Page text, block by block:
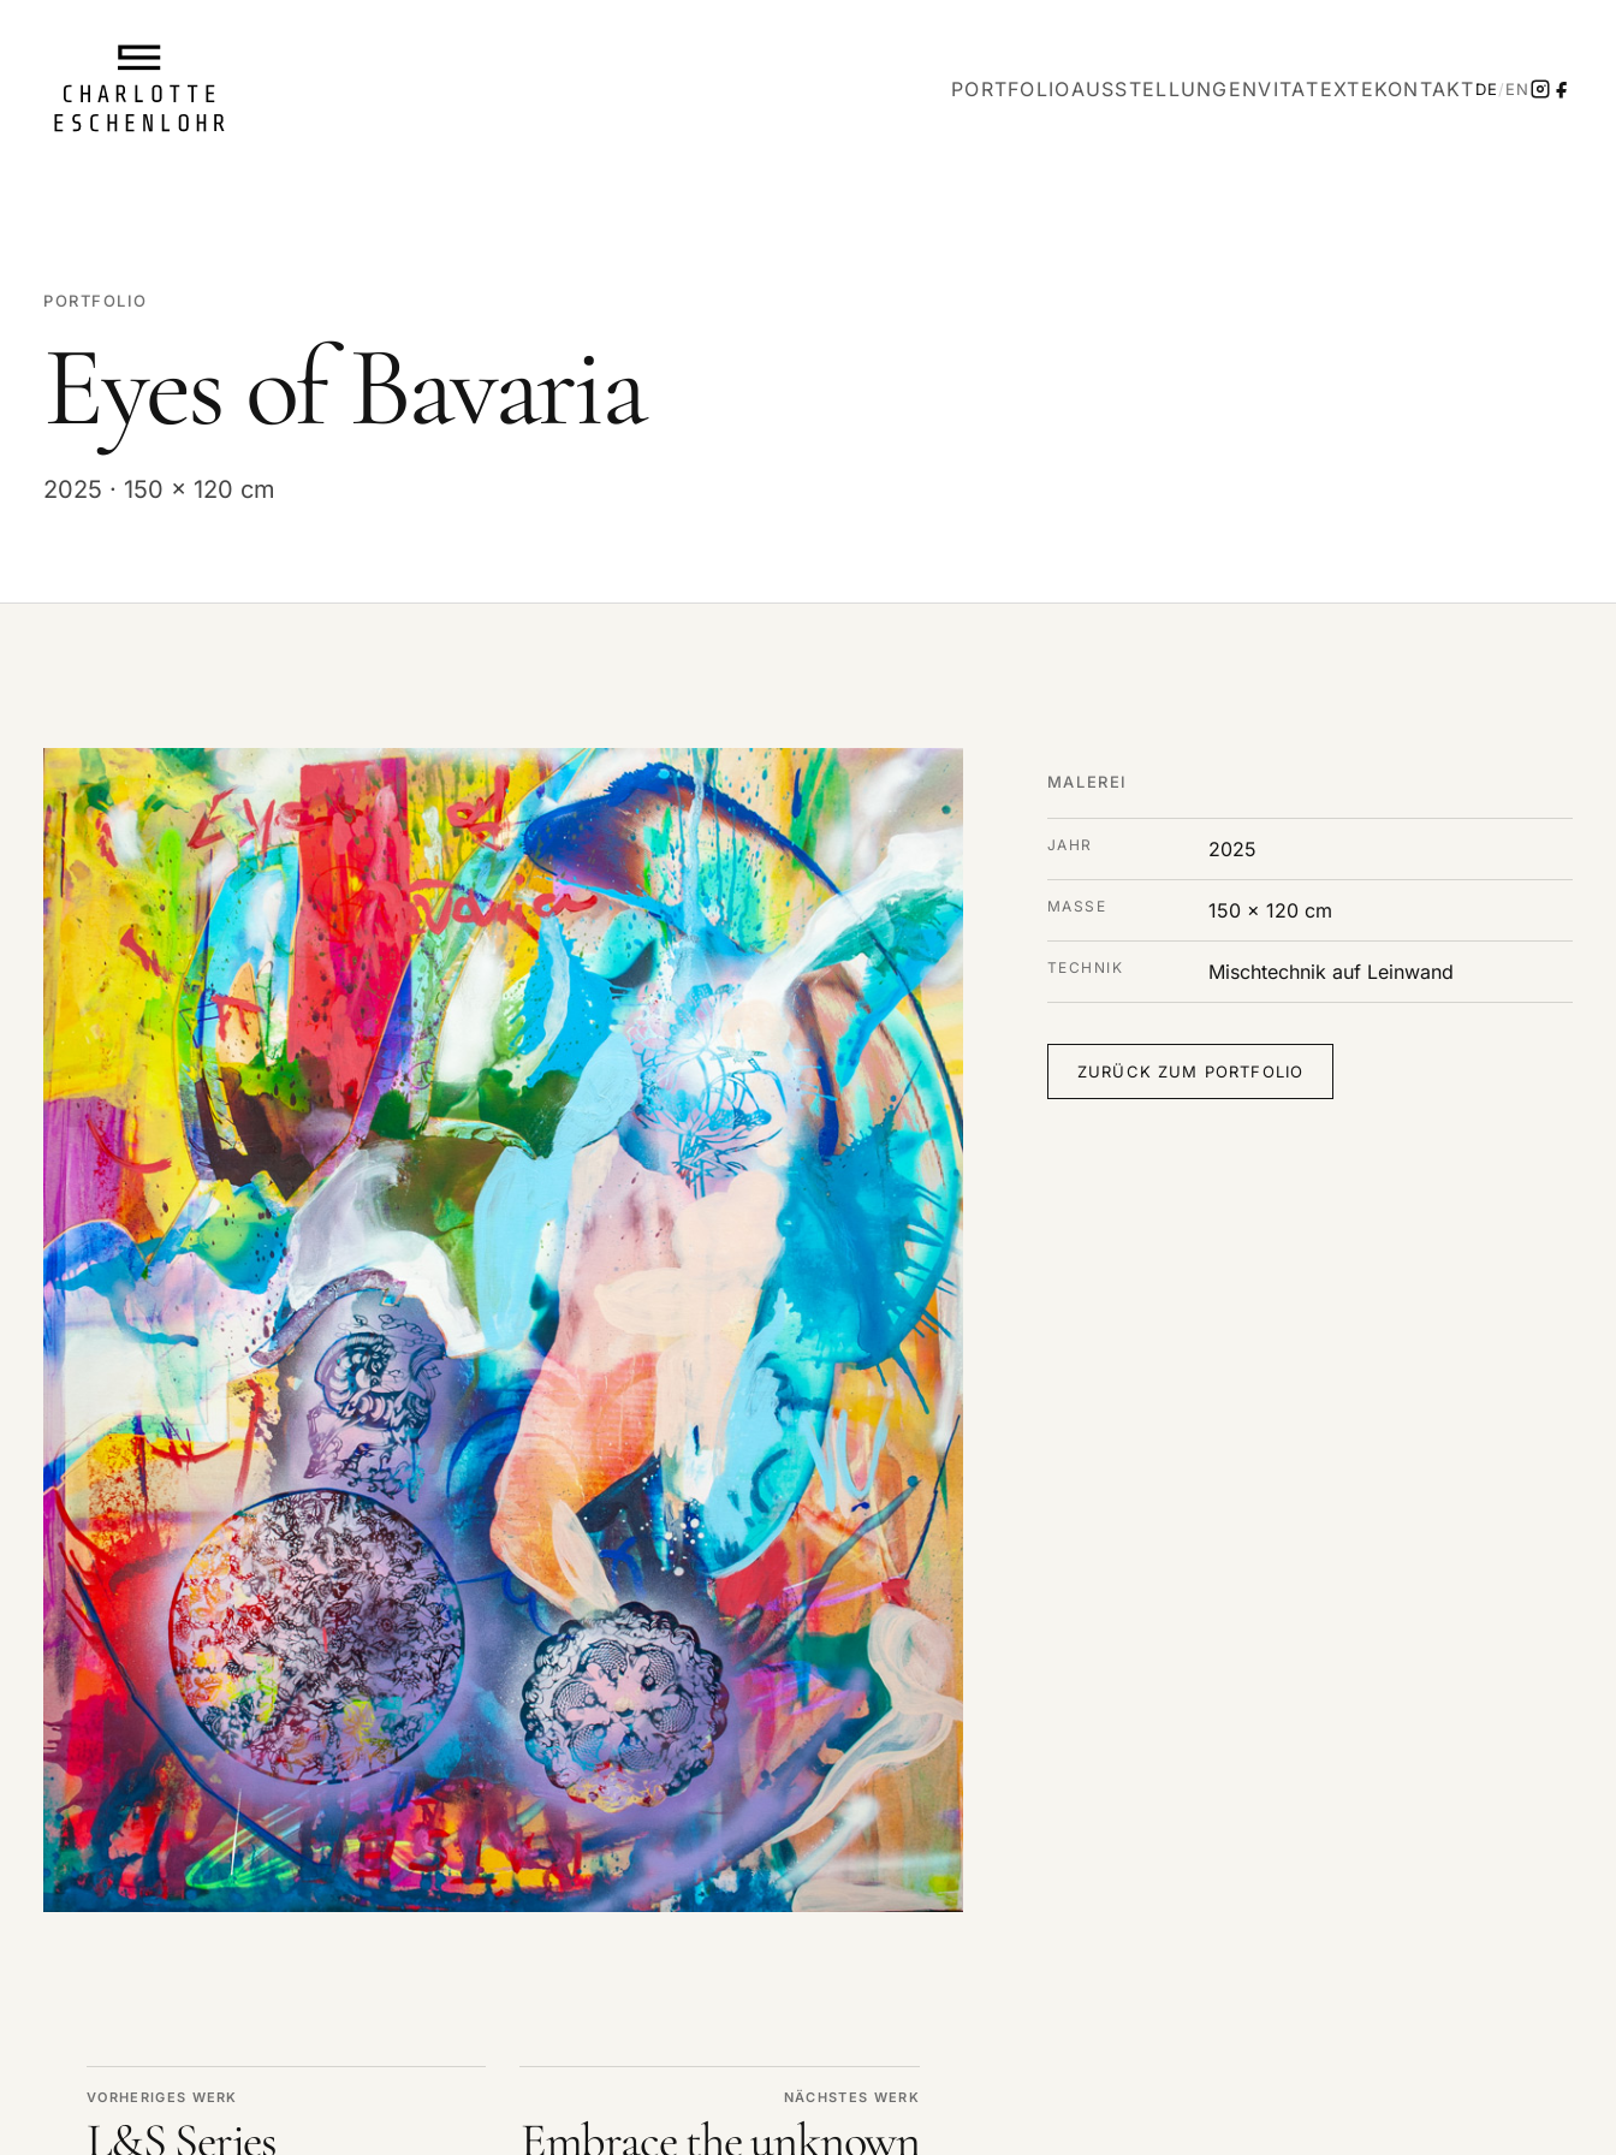
PORTFOLIOAUSSTELLUNGENVITATEXTEKONTAKTDE/EN
PORTFOLIO
Eyes of Bavaria
2025 · 150 x 120 cm
VORHERIGES WERK
L&S Series
NÄCHSTES WERK
Embrace the unknown
MALEREI
JAHR 2025
MASSE 150 x 120 cm
TECHNIK Mischtechnik auf Leinwand
ZURÜCK ZUM PORTFOLIO